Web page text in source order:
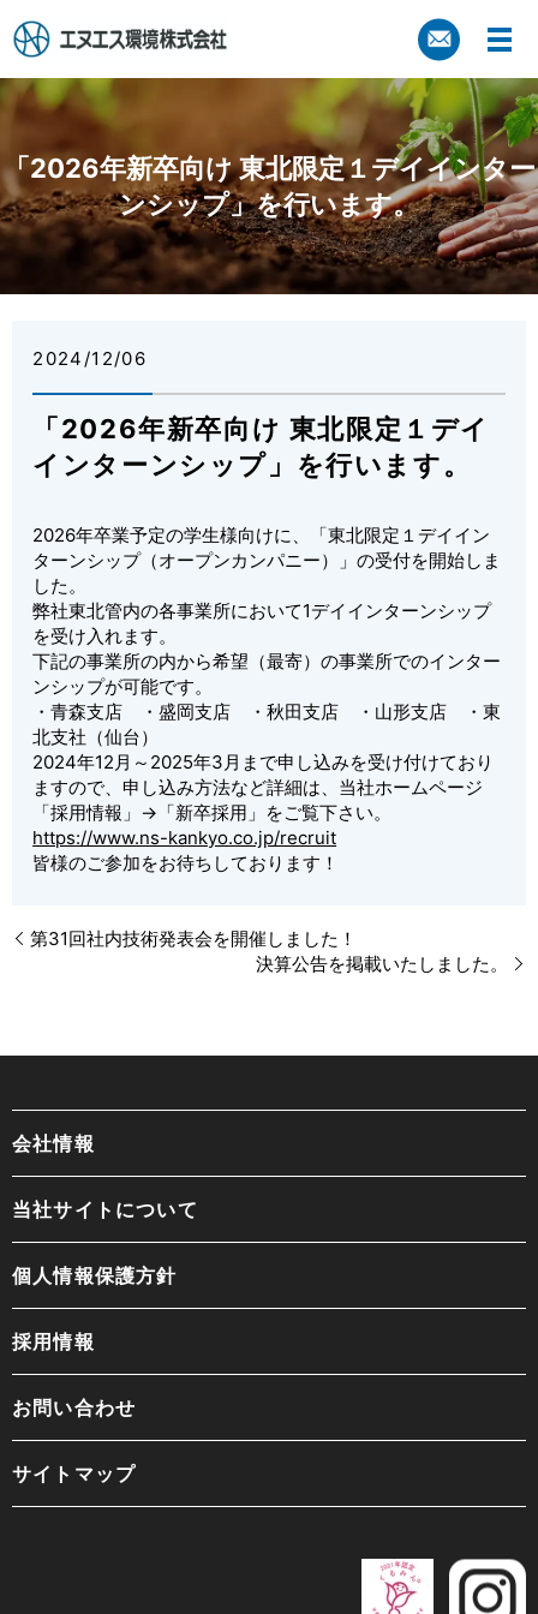
「2026年新卒向け 東北限定１デイインター
ンシップ」を行います。
2024/12/06
「2026年新卒向け 東北限定１デイ
インターンシップ」を行います。
2026年卒業予定の学生様向けに、「東北限定１デイイン
ターンシップ（オープンカンパニー）」の受付を開始しま
した。
弊社東北管内の各事業所において1デイインターンシップ
を受け入れます。
下記の事業所の内から希望（最寄）の事業所でのインター
ンシップが可能です。
・青森支店 ・盛岡支店 ・秋田支店 ・山形支店 ・東
北支社（仙台）
2024年12月～2025年3月まで申し込みを受け付けており
ますので、申し込み方法など詳細は、当社ホームページ
「採用情報」→「新卒採用」をご覧下さい。
https://www.ns-kankyo.co.jp/recruit
皆様のご参加をお待ちしております！
第31回社内技術発表会を開催しました！
決算公告を掲載いたしました。
会社情報
当社サイトについて
個人情報保護方針
採用情報
お問い合わせ
サイトマップ